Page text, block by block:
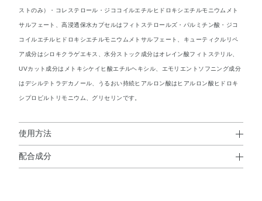
ストのみ）・コレステロール・ジココイルエチルヒドロキシエチルモニウムメト
サルフェート、高浸透保水カプセルはフィトステロールズ・パルミチン酸・ジコ
コイルエチルヒドロキシエチルモニウムメトサルフェート、キューティクルリペ
ア成分はシロキクラゲエキス、水分ストック成分はオレイン酸フィトステリル、
UVカット成分はメトキシケイヒ酸エチルヘキシル、エモリエントソフニング成分
はデシルテトラデカノール、うるおい持続ヒアルロン酸はヒアルロン酸ヒドロキ
シプロピルトリモニウム、グリセリンです。
使用方法
使用方法
配合成分